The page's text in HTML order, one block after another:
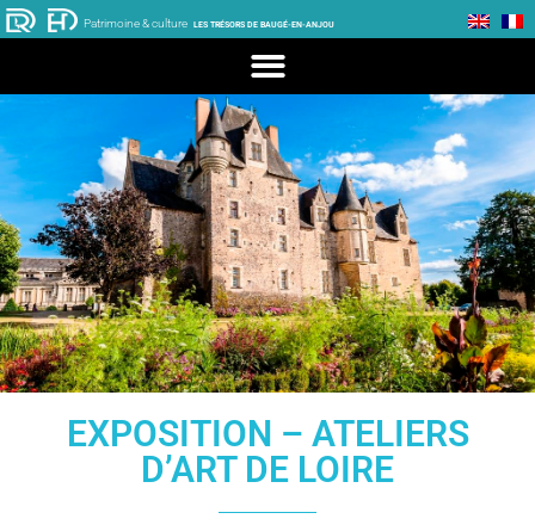
Patrimoine & culture LES TRÉSORS DE BAUGÉ-EN-ANJOU
EXPOSITION – ATELIERS
D’ART DE LOIRE